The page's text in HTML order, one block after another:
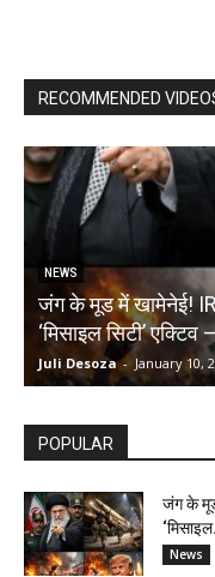
RECOMMENDED
NEWS
जंग के मूड में खामेनेई!
‘मिसाइल सिटी’
Juli Desoza - January 10,
POPULAR
जंग के
News